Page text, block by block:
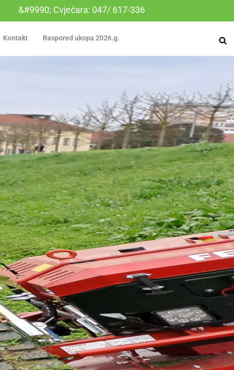
&#9990; Cvjećara: 047/ 617-336
Kontakt Raspored ukopa 2026.g.